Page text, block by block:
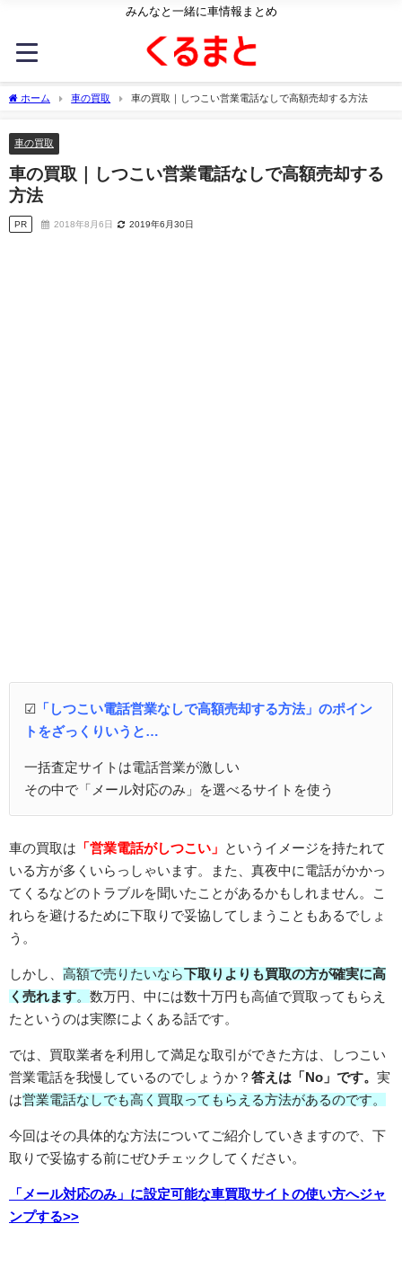
みんなと一緒に車情報まとめ
ホーム 車の買取 車の買取｜しつこい営業電話なしで高額売却する方法
車の買取
車の買取｜しつこい営業電話なしで高額売却する
方法
PR 2018年8月6日 2019年6月30日
☑ 「しつこい電話営業なしで高額売却する方法」のポイン
トをざっくりいうと…
一括査定サイトは電話営業が激しい
その中で「メール対応のみ」を選べるサイトを使う
車の買取は 「営業電話がしつこい」
というイメージを持たれて
いる方が多くいらっしゃいます。また、真夜中に電話がかかっ
てくるなどのトラブルを聞いたことがあるかもしれません。こ
れらを避けるために下取りで妥協してしまうこともあるでしょ
う。
しかし、 高額で売りたいなら下取りよりも買取の方が確実に高
く売れます
数万円、中には数十万円も高値で買取ってもらえ
たというのは実際によくある話です。
では、買取業者を利用して満足な取引ができた方は、しつこい
営業電話を我慢しているのでしょうか？ 答えは「No」です。 実
は営業電話なしでも高く買取ってもらえる方法があるのです。
今回はその具体的な方法についてご紹介していきますので、下
取りで妥協する前にぜひチェックしてください。
「メール対応のみ」に設定可能な車買取サイトの使い方へジャ
ンプする>>